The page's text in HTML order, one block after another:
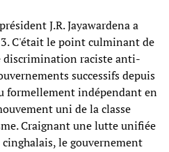
J.R. Jayawardena a
C'était le point culminant de
discrimination raciste anti-
successifs depuis
formellement indépendant en
uni de la classe
Craignant une lutte unifiée
le gouvernement